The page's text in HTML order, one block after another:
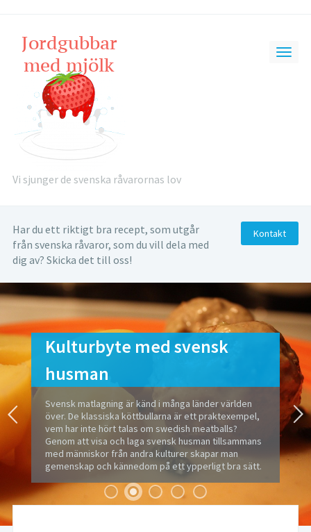
Vi sjunger de svenska råvarornas lov
Kontakt
Har du ett riktigt bra recept, som utgår
från svenska råvaror, som du vill dela med
dig av? Skicka det till oss!
Kulturbyte med svensk
husman
Svensk matlagning är känd i många länder världen
över. De klassiska köttbullarna är ett praktexempel,
vem har inte hört talas om swedish meatballs?
Genom att visa och laga svensk husman tillsammans
med människor från andra kulturer skapar man
gemenskap och kännedom på ett ypperligt bra sätt.